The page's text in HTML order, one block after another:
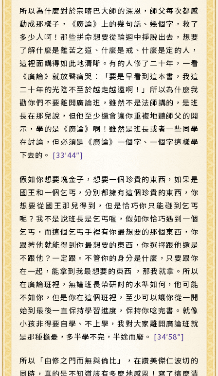
所以為什麼對於宗喀巴大師的深恩，師父每次都感
動成那樣子，《廣論》上的幾句話、幾個字，救了
多少人啊！那些拼命想要從輪迴中掙脫出去，想要
了解什麼是離苦之道、什麼是戒、什麼是定的人，
這裡面講得如此地清晰。有的人修了二十年，一看
《廣論》就放聲痛哭：「要是早看到這本書，我這
二十年的光陰不至於越走越遠啊！」所以為什麼我
勸你們不要離開廣論班，雖然不是法師講的，是班
長在那兒說，但他至少還會讓你重複地聽師父的開
示，學的是《廣論》啊！雖然是班長或者一些同學
在討論，但必須是《廣論》一個字、一個字這樣學
下去的。 [33′44″]
假如你想要塊金子，想要一個珍貴的東西，如果是
國王和一個乞丐，分別都擁有這個珍貴的東西，你
想要從國王那兒得到，但是恰巧你只能碰到乞丐
呢？我不是說班長是乞丐喔，假如你恰巧遇到一個
乞丐，而這個乞丐手裡有你最想要的那個東西，你
跟著他就能得到你最想要的東西，你選擇跟他還是
不跟他？一定跟。不管你的身分是什麼，只要跟你
在一起，能拿到我最想要的東西 ，那我就拿。所以
在廣論班裡，無論班長帶研討的水準如何，他可能
不如你，但是你在這個班裡，至少可以讓你從一開
始到最後一直保持學習進度，保持你唸完書。就像
小孩非得要自學、不上學，我對大家離開廣論班就
是那種擔憂，多半學不完，半途而廢。 [34′58″]
所以「由修之門而無與倫比」，在讚美傑仁波切的
同時，真的是不知道該有多麼地感恩！寫了這麼清